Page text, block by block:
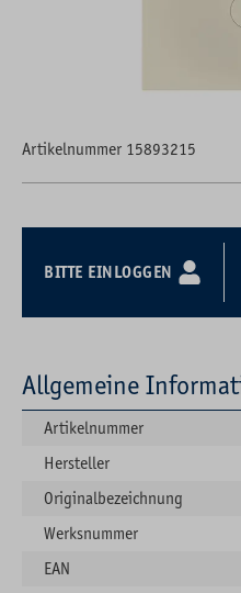
Artikelnummer 15893215
BITTE EINLOGGEN
Allgemeine
Artikelnummer
Hersteller
Originalbezeichnung
Werksnummer
EAN